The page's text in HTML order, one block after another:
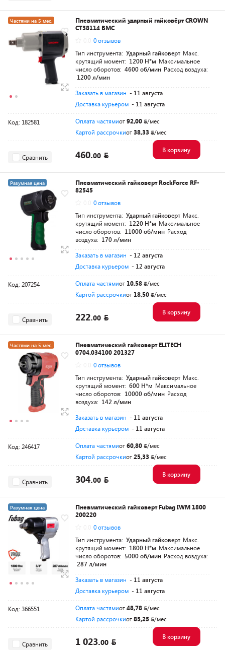
Частями на 5 мес.
Разумная цена
Пневматический ударный гайковёрт CROWN
CT38114 BMC
0 отзывов
Тип инструмента: Ударный гайковерт Макс.
крутящий момент: 1200 Н*м Максимальное
число оборотов: 4600 об/мин Расход воздуха:
1200 л/мин
Заказать в магазин - 11 августа
Доставка курьером - 11 августа
Код: 182581 Оплата частямиот92,00
/мес
Картой рассрочкиот38,33 /мес
Сравнить 460.00
В корзину
Разумная цена
Пневматический гайковерт RockForce RF-
82545
0 отзывов
Тип инструмента: Ударный гайковерт Макс.
крутящий момент: 1220 Н*м Максимальное
число оборотов: 11000 об/мин Расход
воздуха: 170 л/мин
Заказать в магазин - 12 августа
Доставка курьером - 12 августа
Код: 207254 Оплата частямиот 10,58
/мес
Картой рассрочкиот 18,50 /мес
Сравнить 222.00
В корзину
Частями на 5 мес.
Разумная цена
Пневматический гайковерт ELITECH
0704.034100 201327
0 отзывов
Тип инструмента: Ударный гайковерт Макс.
крутящий момент: 600 Н*м Максимальное
число оборотов: 10000 об/мин Расход
воздуха: 142 л/мин
Заказать в магазин - 11 августа
Доставка курьером - 11 августа
Код: 246417 Оплата частямиот60,80
/мес
Картой рассрочкиот25,33 /мес
Сравнить 304.00
В корзину
Разумная цена
Пневматический гайковерт Fubag IWM 1800
200220
0 отзывов
Тип инструмента: Ударный гайковерт Макс.
крутящий момент: 1800 Н*м Максимальное
число оборотов: 5000 об/мин Расход воздуха:
287 л/мин
Заказать в магазин - 11 августа
Доставка курьером - 11 августа
Код: 366551 Оплата частямиот48,78
/мес
Картой рассрочкиот85,25 /мес
Сравнить 1 023.00
В корзину